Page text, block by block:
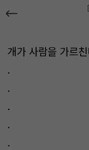
개가 사람을 가르
.
.
.
.
.